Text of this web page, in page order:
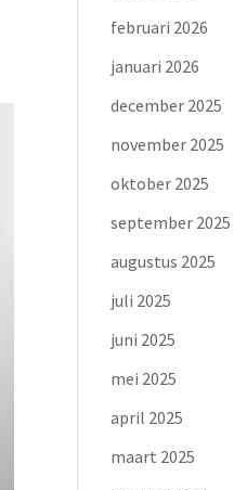
februari 2026
januari 2026
december 2025
november 2025
oktober 2025
september 2025
augustus 2025
juli 2025
juni 2025
mei 2025
april 2025
maart 2025